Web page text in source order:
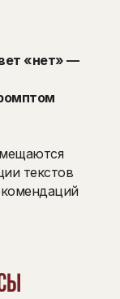
«нет» —
текстов